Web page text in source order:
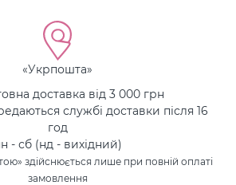
«Укрпошта»
доставка від 3 000 грн
службі доставки після 16
год
- сб (нд - вихідний)
здійснюється лише при повній оплаті
замовлення